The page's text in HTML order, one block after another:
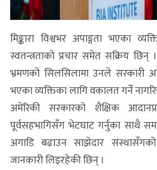
मिङ्कारा विश्वभर अपाङ्गता भएका
स्वतन्त्रताको प्रचार समेत सक्रिय छिन्
भ्रमणको सिलसिलामा उनले सरकारी
भएका व्यक्तिका लागि वकालत गर्ने
अमेरिकी सरकारको शैक्षिक
पूर्वसहभागिसँग भेटघाट गर्नुका साथै
अगाडि बढाउन साझेदार
जानकारी लिइरहेकी छिन् ।